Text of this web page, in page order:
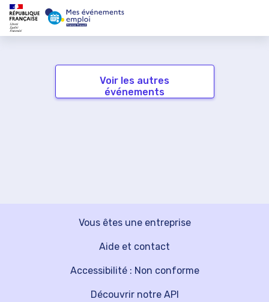
Voir les autres
événements
Vous êtes une entreprise
Découvrir notre API
Aide et contact
Accessibilité : Non conforme